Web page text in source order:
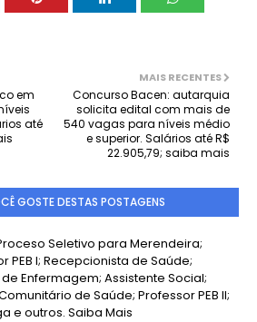
MAIS RECENTES
Concurso Bacen: autarquia
solicita edital com mais de
540 vagas para níveis médio
e superior. Salários até R$
22.905,79; saiba mais
em
até
GOSTE DESTAS POSTAGENS
Seletivo para Merendeira;
PEB I; Recepcionista de Saúde;
Enfermagem; Assistente Social;
de Saúde; Professor PEB II;
e outros. Saiba Mais